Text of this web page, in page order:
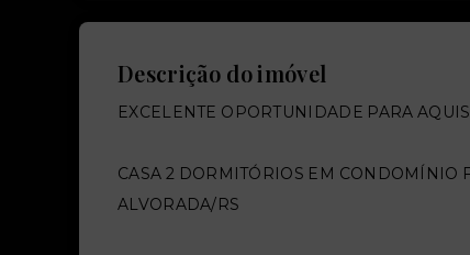
Descrição do imóvel
EXCELENTE OPORTUNIDADE PARA
CASA 2 DORMITÓRIOS EM CONDOMÍNIO
ALVORADA/RS